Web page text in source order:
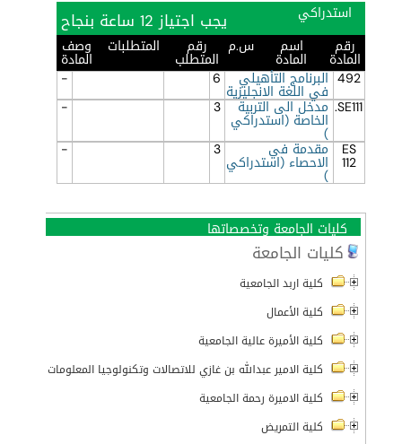
استدراكي يجب اجتياز 12 ساعة بنجاح
رقم
المادة
اسم
المادة
س.م رقم
المتطلب
المتطلبات وصف
المادة
492 البرنامج التأهيلي
في اللغة الانجليزية
6
-
SE111. مدخل الى التربية
الخاصة (استدراكي
)
3
-
ES
112
مقدمة في
الاحصاء (استدراكي
)
3
-
كليات الجامعة وتخصصاتها
كليات الجامعة
كلية اربد الجامعية
كلية الأعمال
كلية الأميرة عالية الجامعية
كلية الامير عبدالله بن غازي للاتصالات وتكنولوجيا المعلومات
كلية الاميرة رحمة الجامعية
كلية التمريض